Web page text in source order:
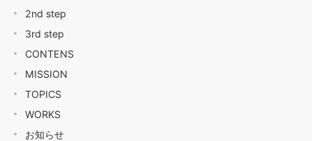
2nd step
3rd step
CONTENS
MISSION
TOPICS
WORKS
お知らせ